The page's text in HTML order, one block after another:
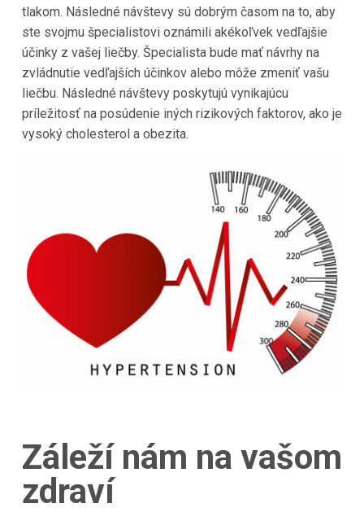
tlakom. Následné návštevy sú dobrým časom na to, aby
ste svojmu špecialistovi oznámili akékoľvek vedľajšie
účinky z vašej liečby. Špecialista bude mať návrhy na
zvládnutie vedľajších účinkov alebo môže zmeniť vašu
liečbu. Následné návštevy poskytujú vynikajúcu
príležitosť na posúdenie iných rizikových faktorov, ako je
vysoký cholesterol a obezita.
Záleží nám na vašom
zdraví